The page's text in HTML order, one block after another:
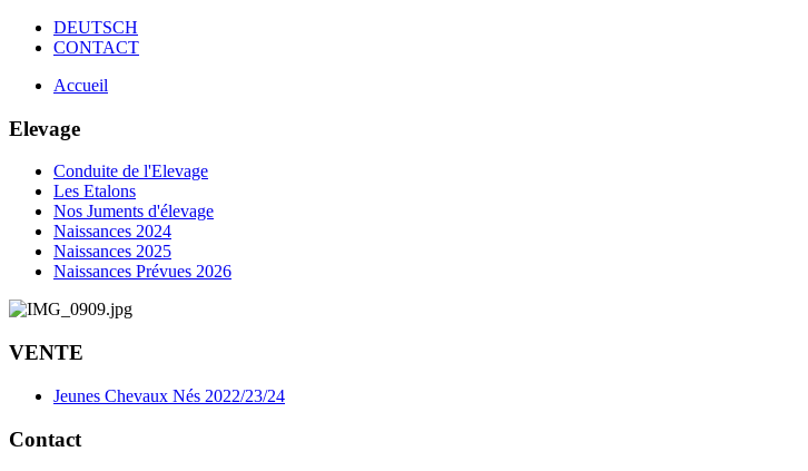
DEUTSCH
CONTACT
Accueil
Elevage
Conduite de l'Elevage
Les Etalons
Nos Juments d'élevage
Naissances 2024
Naissances 2025
Naissances Prévues 2026
VENTE
Jeunes Chevaux Nés 2022/23/24
Contact